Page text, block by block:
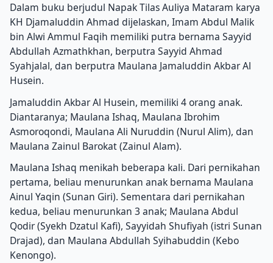
Dalam buku berjudul Napak Tilas Auliya Mataram karya
KH Djamaluddin Ahmad dijelaskan, Imam Abdul Malik
bin Alwi Ammul Faqih memiliki putra bernama Sayyid
Abdullah Azmathkhan, berputra Sayyid Ahmad
Syahjalal, dan berputra Maulana Jamaluddin Akbar Al
Husein.
Jamaluddin Akbar Al Husein, memiliki 4 orang anak.
Diantaranya; Maulana Ishaq, Maulana Ibrohim
Asmoroqondi, Maulana Ali Nuruddin (Nurul Alim), dan
Maulana Zainul Barokat (Zainul Alam).
Maulana Ishaq menikah beberapa kali. Dari pernikahan
pertama, beliau menurunkan anak bernama Maulana
Ainul Yaqin (Sunan Giri). Sementara dari pernikahan
kedua, beliau menurunkan 3 anak; Maulana Abdul
Qodir (Syekh Dzatul Kafi), Sayyidah Shufiyah (istri Sunan
Drajad), dan Maulana Abdullah Syihabuddin (Kebo
Kenongo).